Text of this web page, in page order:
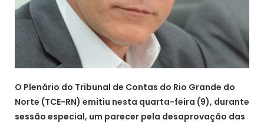
O Plenário do Tribunal de Contas do Rio Grande do
Norte (TCE-RN) emitiu nesta quarta-feira (9), durante
sessão especial, um parecer pela desaprovação das